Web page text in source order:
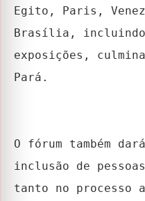
Egito, Paris,
Brasília, incluindo
exposições,
Pará.
O fórum também
inclusão de
tanto no processo